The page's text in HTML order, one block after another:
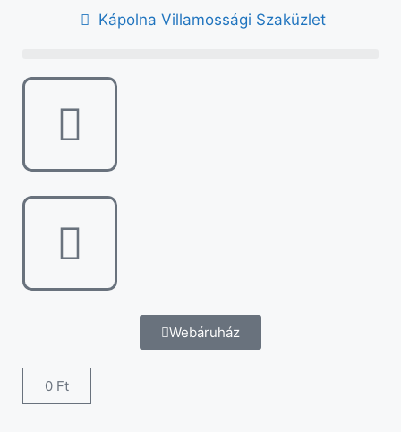
Kápolna Villamossági Szaküzlet
Webáruház
0 Ft